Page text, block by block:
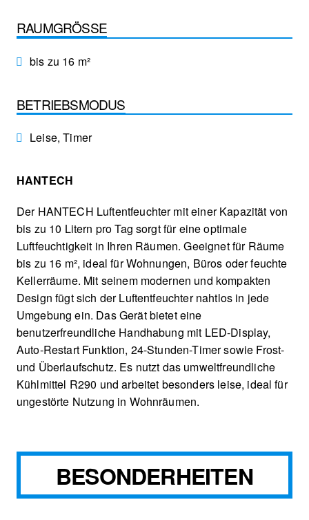
RAUMGRÖSSE
bis zu 16 m²
BETRIEBSMODUS
Leise, Timer
HANTECH
Der HANTECH Luftentfeuchter mit einer Kapazität von
bis zu 10 Litern pro Tag sorgt für eine optimale
Luftfeuchtigkeit in Ihren Räumen. Geeignet für Räume
bis zu 16 m², ideal für Wohnungen, Büros oder feuchte
Kellerräume. Mit seinem modernen und kompakten
Design fügt sich der Luftentfeuchter nahtlos in jede
Umgebung ein. Das Gerät bietet eine
benutzerfreundliche Handhabung mit LED-Display,
Auto-Restart Funktion, 24-Stunden-Timer sowie Frost-
und Überlaufschutz. Es nutzt das umweltfreundliche
Kühlmittel R290 und arbeitet besonders leise, ideal für
ungestörte Nutzung in Wohnräumen.
BESONDERHEITEN